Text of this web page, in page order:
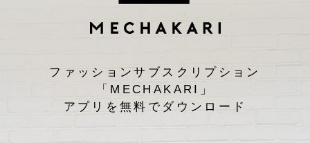
ファッションサブスクリプション
「MECHAKARI」
アプリを無料でダウンロード